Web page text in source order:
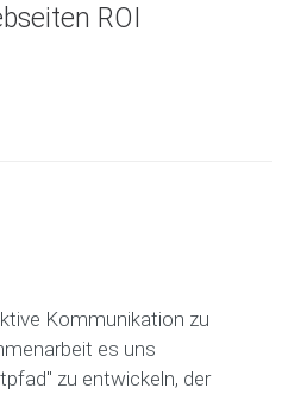
ROI
Kommunikation zu
es uns
zu entwickeln, der